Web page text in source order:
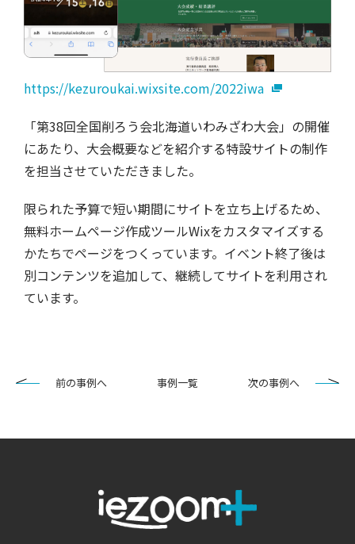
https://kezuroukai.wixsite.com/2022iwa
「第38回全国削ろう会北海道いわみざわ大会」の開催
にあたり、大会概要などを紹介する特設サイトの制作
を担当させていただきました。
限られた予算で短い期間にサイトを立ち上げるため、
無料ホームページ作成ツールWixをカスタマイズする
かたちでページをつくっています。イベント終了後は
別コンテンツを追加して、継続してサイトを利用され
ています。
前の事例へ 事例一覧 次の事例へ